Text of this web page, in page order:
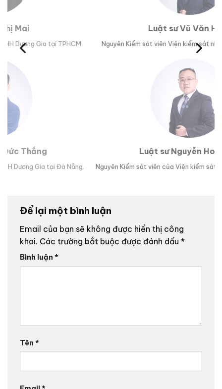
Luật sư Vũ Văn Huân
Nguyên Kiểm sát viên Viện kiểm sát nhân dân tỉnh Phú Yên.
Luật sư Nguyễn Hoài Bão
Nguyên Kiểm sát viên của Viện kiểm sát nhân dân TP Đà Nẵng.
Để lại một bình luận
Email của bạn sẽ không được hiển thị công
khai. Các trường bắt buộc được đánh dấu *
Bình luận *
Tên *